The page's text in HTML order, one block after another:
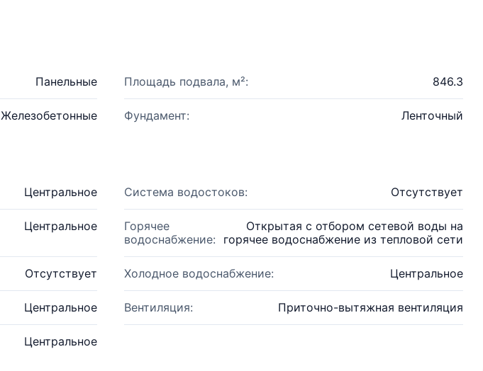
Панельные Площадь подвала, м²: 846.3
Железобетонные Фундамент: Ленточный
Центральное Система водостоков: Отсутствует
Центральное
Горячее
водоснабжение:
Открытая с отбором сетевой воды на
горячее водоснабжение из тепловой сети
Отсутствует Холодное водоснабжение: Центральное
Центральное Вентиляция: Приточно-вытяжная вентиляция
Центральное